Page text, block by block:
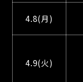
4.8(月)
4.9(火)